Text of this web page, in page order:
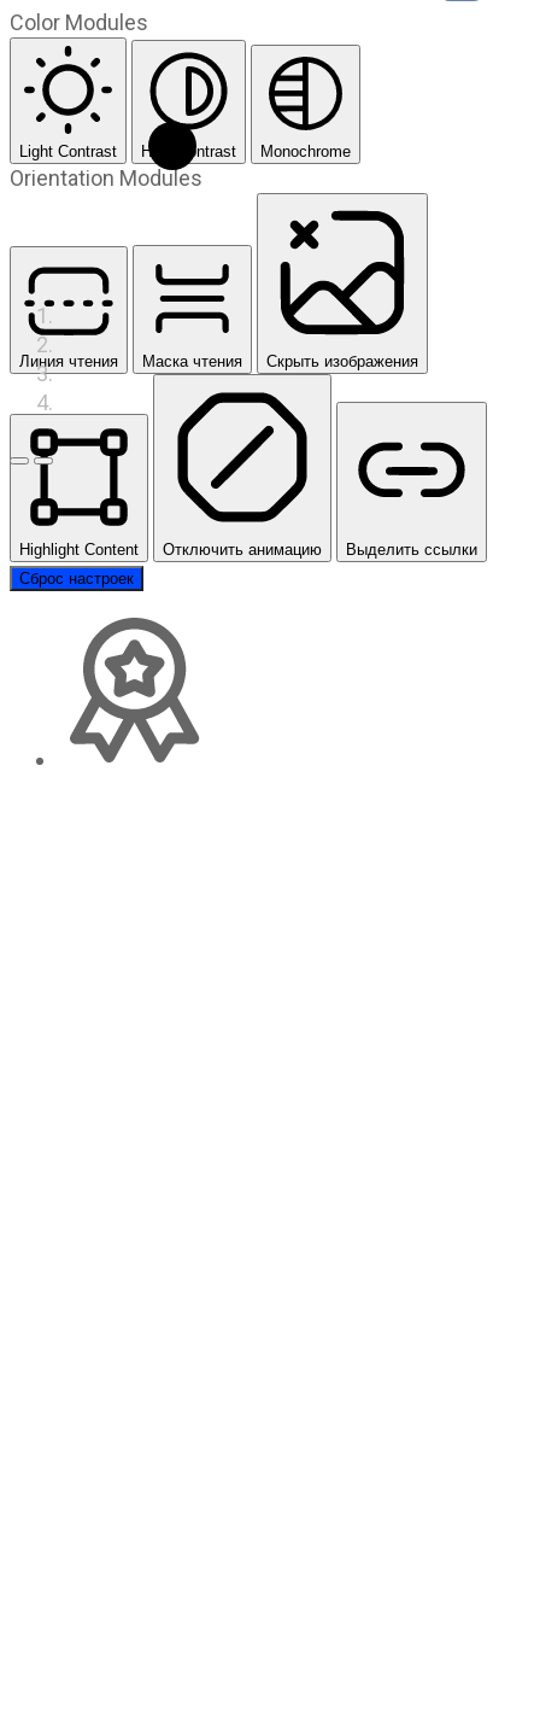
Предыдущий слайд
Следующий слайд
Color Modules
Light Contrast High Contrast Monochrome
Orientation Modules
Линия чтения Маска чтения Скрыть изображения
Highlight Content Отключить анимацию
Выделить ссылки
Сброс настроек